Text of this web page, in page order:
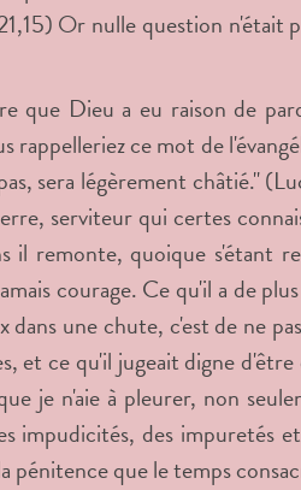
Or nulle question n'était
que Dieu a eu raison de
rappelleriez ce mot de
sera légèrement châtié."
serviteur qui certes
il remonte, quoique s'étant
courage. Ce qu'il a de
dans une chute, c'est de ne
et ce qu'il jugeait digne
je n'aie à pleurer, non
impudicités, des impuretés
pénitence que le temps